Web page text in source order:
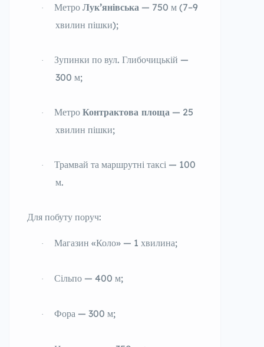
· Метро Лук’янівська — 750 м (7–9
хвилин пішки);
·
Зупинки по вул. Глибочицькій —
300 м;
· Метро Контрактова площа — 25
хвилин пішки;
·
Трамвай та маршрутні таксі — 100
м.
Для побуту поруч:
· Магазин «Коло» — 1 хвилина;
· Сільпо — 400 м;
· Фора — 300 м;